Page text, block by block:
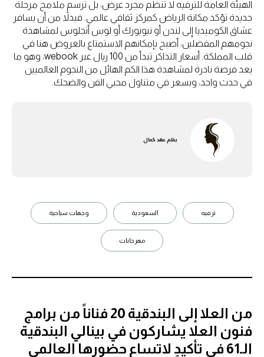
الهيئة العامة للترفيه لا تنظم مجرد عرض، بل ترسم ملامح مرحلة
جديدة تؤكد مكانة الرياض كمركز ثقافي عالمي. فبدلاً من أن يسافر
عشاق الكوميديا إلى لندن أو نيويورك أو لوس أنجلوس لمشاهدة
نجومهم المفضلين، أصبح بإمكانهم الاستمتاع بالعروض هنا في
قلب المملكة. أسعار التذاكر تبدأ من 100 ريال عبر webook، وهو ما
يعد فرصة نادرة لمشاهدة هذا الكم الهائل من النجوم العالميين
في حدث واحد، وبسعر في متناول محبي الفن والضحك.
بقلم عهد كمال
ترفيه السعودية وجهات سياحية
مهرجانات
من العلا إلى البندقية 20 فناناً من برامج
فنون العلا يشاركون في بينالي البندقية
الـ61 في تأكيدٍ لاتساع حضورها العالمي